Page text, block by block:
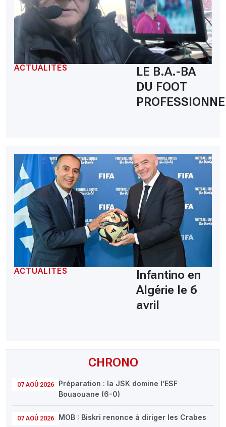
CHRONO
07 AOÛ 2026
Préparation : la JSK domine l’ESF
Bouaouane (6-0)
07 AOÛ 2026 MOB : Biskri renonce à diriger les Crabes
ACTUALITÉS
LE B.A.-BA
DU FOOT
ACTUALITÉS
Infantino en
Algérie le 6
avril